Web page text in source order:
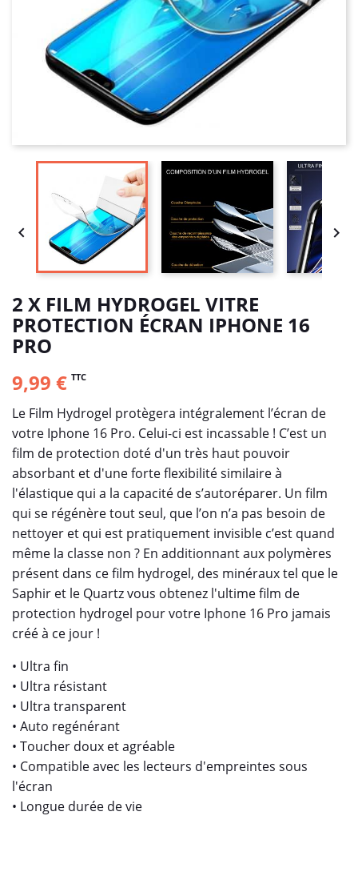
 
2 X FILM HYDROGEL VITRE
PROTECTION ÉCRAN IPHONE 16
PRO
9,99 € TTC
Le Film Hydrogel protègera intégralement l’écran de
votre Iphone 16 Pro. Celui-ci est incassable ! C’est un
film de protection doté d'un très haut pouvoir
absorbant et d'une forte flexibilité similaire à
l'élastique qui a la capacité de s’autoréparer. Un film
qui se régénère tout seul, que l’on n’a pas besoin de
nettoyer et qui est pratiquement invisible c’est quand
même la classe non ? En additionnant aux polymères
présent dans ce film hydrogel, des minéraux tel que le
Saphir et le Quartz vous obtenez l'ultime film de
protection hydrogel pour votre Iphone 16 Pro jamais
créé à ce jour !
• Ultra fin
• Ultra résistant
• Ultra transparent
• Auto regénérant
• Toucher doux et agréable
• Compatible avec les lecteurs d'empreintes sous
l'écran
• Longue durée de vie